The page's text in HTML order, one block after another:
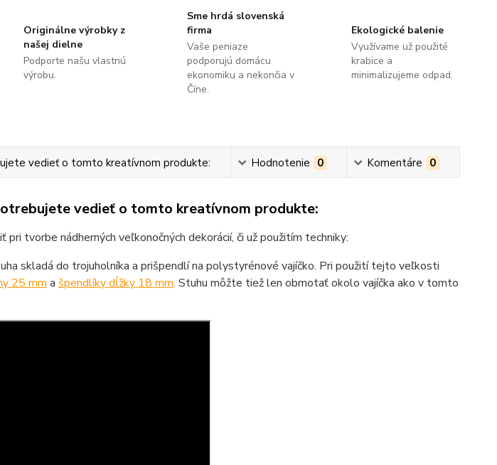
Originálne výrobky z
našej dielne
Podporte našu vlastnú
výrobu.
Sme hrdá slovenská
firma
Vaše peniaze
podporujú domácu
ekonomiku a nekončia v
Číne.
Ekologické balenie
Využívame už použité
krabice a
minimalizujeme odpad.
vedieť o tomto kreatívnom produkte: Hodnotenie 0 Komentáre 0
vedieť o tomto kreatívnom produkte:
pri tvorbe nádherných veľkonočných dekorácií, či už použitím techniky:
skladá do trojuholníka a prišpendlí na polystyrénové vajíčko. Pri použití tejto veľkosti
25 mm a špendlíky dĺžky 18 mm. Stuhu môžte tiež len obmotať okolo vajíčka ako v tomto